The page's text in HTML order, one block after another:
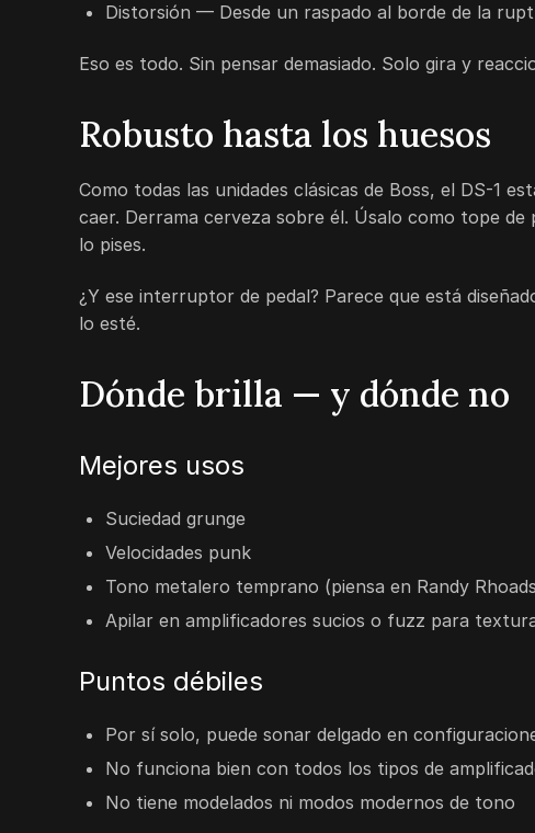
Distorsión — Desde un raspado al borde de la
Eso es todo. Sin pensar demasiado. Solo gira y
Robusto hasta los huesos
Como todas las unidades clásicas de Boss, el DS-1
caer. Derrama cerveza sobre él. Úsalo como tope
lo pises.
¿Y ese interruptor de pedal? Parece que está
lo esté.
Dónde brilla — y dónde no
Mejores usos
Suciedad grunge
Velocidades punk
Tono metalero temprano (piensa en Randy
Apilar en amplificadores sucios o fuzz para
Puntos débiles
Por sí solo, puede sonar delgado en
No funciona bien con todos los tipos de
No tiene modelados ni modos modernos de tono